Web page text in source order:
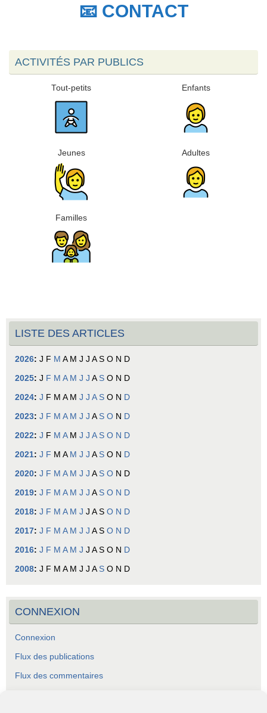
📧 CONTACT
ACTIVITÉS PAR PUBLICS
Tout-petits Enfants
Jeunes Adultes
Familles
LISTE DES ARTICLES
2026: J F M A M J J A S O N D
2025: J F M A M J J A S O N D
2024: J F M A M J J A S O N D
2023: J F M A M J J A S O N D
2022: J F M A M J J A S O N D
2021: J F M A M J J A S O N D
2020: J F M A M J J A S O N D
2019: J F M A M J J A S O N D
2018: J F M A M J J A S O N D
2017: J F M A M J J A S O N D
2016: J F M A M J J A S O N D
2008: J F M A M J J A S O N D
CONNEXION
Connexion
Flux des publications
Flux des commentaires